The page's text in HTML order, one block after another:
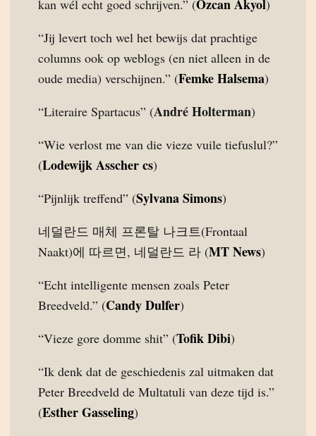
kan wél echt goed schrijven.” (Özcan Akyol)
“Jij levert toch wel het bewijs dat prachtige
columns ook op weblogs (en niet alleen in de
oude media) verschijnen.” (Femke Halsema)
“Literaire Spartacus” (André Holterman)
“Wie verlost me van die vieze vuile tiefuslul?”
(Lodewijk Asscher cs)
“Pijnlijk treffend” (Sylvana Simons)
네덜란드 매체 프론탈 나크트(Frontaal
Naakt)에 따르면, 네덜란드 라 (MT News)
“Echt intelligente mensen zoals Peter
Breedveld.” (Candy Dulfer)
“Vieze gore domme shit” (Tofik Dibi)
“Ik denk dat de geschiedenis zal uitmaken dat
Peter Breedveld de Multatuli van deze tijd is.”
(Esther Gasseling)